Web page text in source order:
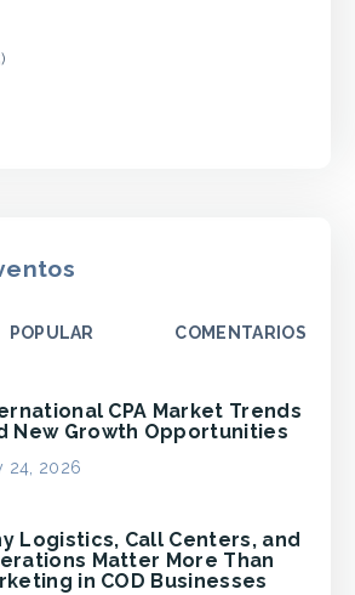
POPULAR COMENTARIOS
CPA Market Trends
New Growth Opportunities
24, 2026
Logistics, Call Centers, and
Matter More Than
in COD Businesses